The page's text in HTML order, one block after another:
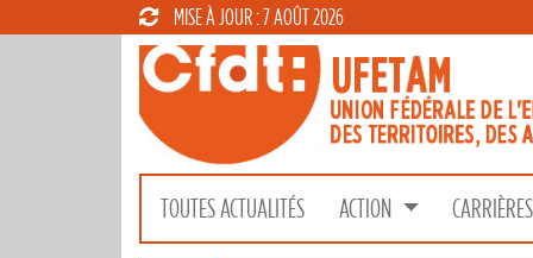
MISE À JOUR : 7 AOÛT 2026
TOUTES ACTUALITÉS ACTION CARRIÈRES